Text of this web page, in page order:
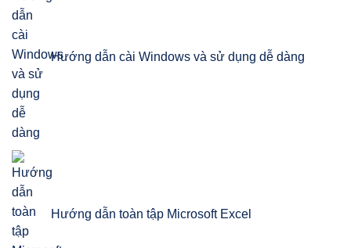
Hướng dẫn cài Windows và sử dụng dễ dàng
Hướng dẫn toàn tập Microsoft Excel